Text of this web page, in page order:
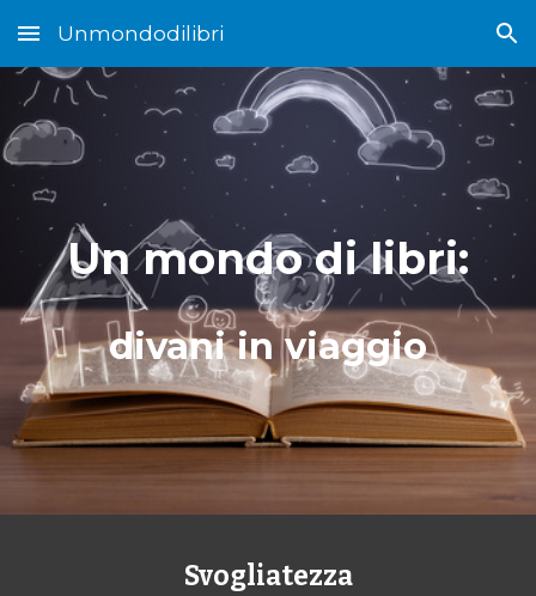
Skip to main content Skip to navigation
Unmondodilibri
Un mondo di libri:
divani in viaggio
Svogliatezza